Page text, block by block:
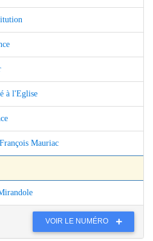
à l'Eglise
Mauriac
VOIR LE NUMÉRO